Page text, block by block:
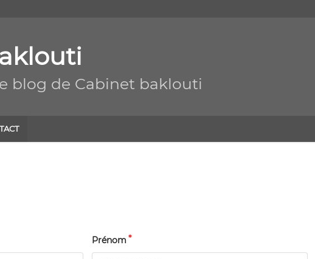
blog de Cabinet baklouti
Prénom